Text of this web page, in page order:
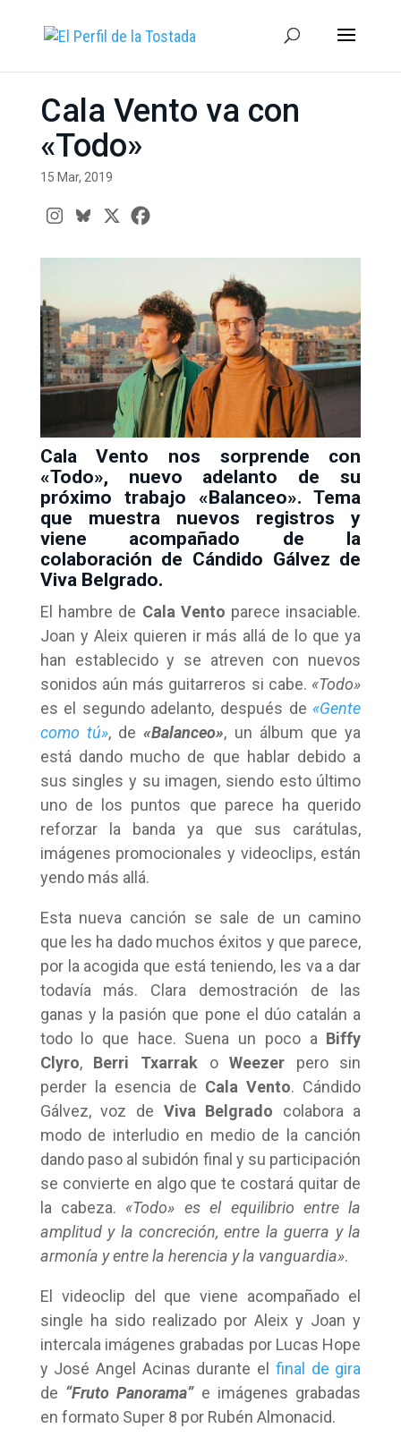
Cala Vento va con
«Todo»
15 Mar, 2019
Cala Vento nos sorprende con
«Todo», nuevo adelanto de su
próximo trabajo «Balanceo». Tema
que muestra nuevos registros y
viene acompañado de la
colaboración de Cándido Gálvez de
Viva Belgrado.
El hambre de Cala Vento parece insaciable.
Joan y Aleix quieren ir más allá de lo que ya
han establecido y se atreven con nuevos
sonidos aún más guitarreros si cabe. «Todo»
es el segundo adelanto, después de «Gente
como tú», de«Balanceo», un álbum que ya
está dando mucho de que hablar debido a
sus singles y su imagen, siendo esto último
uno de los puntos que parece ha querido
reforzar la banda ya que sus carátulas,
imágenes promocionales y videoclips, están
yendo más allá.
Esta nueva canción se sale de un camino
que les ha dado muchos éxitos y que parece,
por la acogida que está teniendo, les va a dar
todavía más. Clara demostración de las
ganas y la pasión que pone el dúo catalán a
todo lo que hace. Suena un poco a Biffy
Clyro, Berri TxarrakoWeezer pero sin
perder la esencia de Cala Vento. Cándido
Gálvez, voz de Viva Belgrado colabora a
modo de interludio en medio de la canción
dando paso al subidón final y su participación
se convierte en algo que te costará quitar de
la cabeza. «Todo» es el equilibrio entre la
amplitud y la concreción, entre la guerra y la
armonía y entre la herencia y la vanguardia».
El videoclip del que viene acompañado el
single ha sido realizado por Aleix y Joan y
intercala imágenes grabadas por Lucas Hope
y José Angel Acinas durante el final de gira
de “Fruto Panorama”e imágenes grabadas
en formato Super 8 por Rubén Almonacid.